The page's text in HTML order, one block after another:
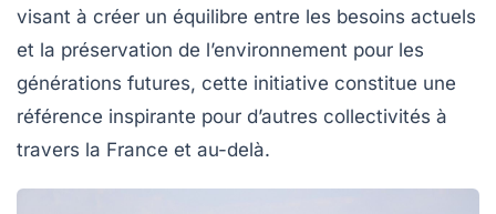
visant à créer un équilibre entre les besoins actuels
et la préservation de l’environnement pour les
générations futures, cette initiative constitue une
référence inspirante pour d’autres collectivités à
travers la France et au-delà.